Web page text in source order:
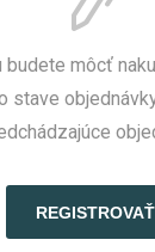
budete môcť
stave